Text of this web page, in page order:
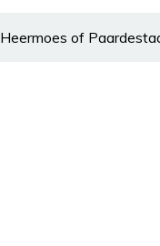
Heermoes of